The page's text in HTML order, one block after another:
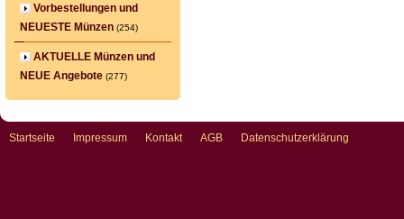
Vorbestellungen und
NEUESTE Münzen (254)
AKTUELLE Münzen und
NEUE Angebote (277)
Startseite Impressum Kontakt AGB Datenschutzerklärung